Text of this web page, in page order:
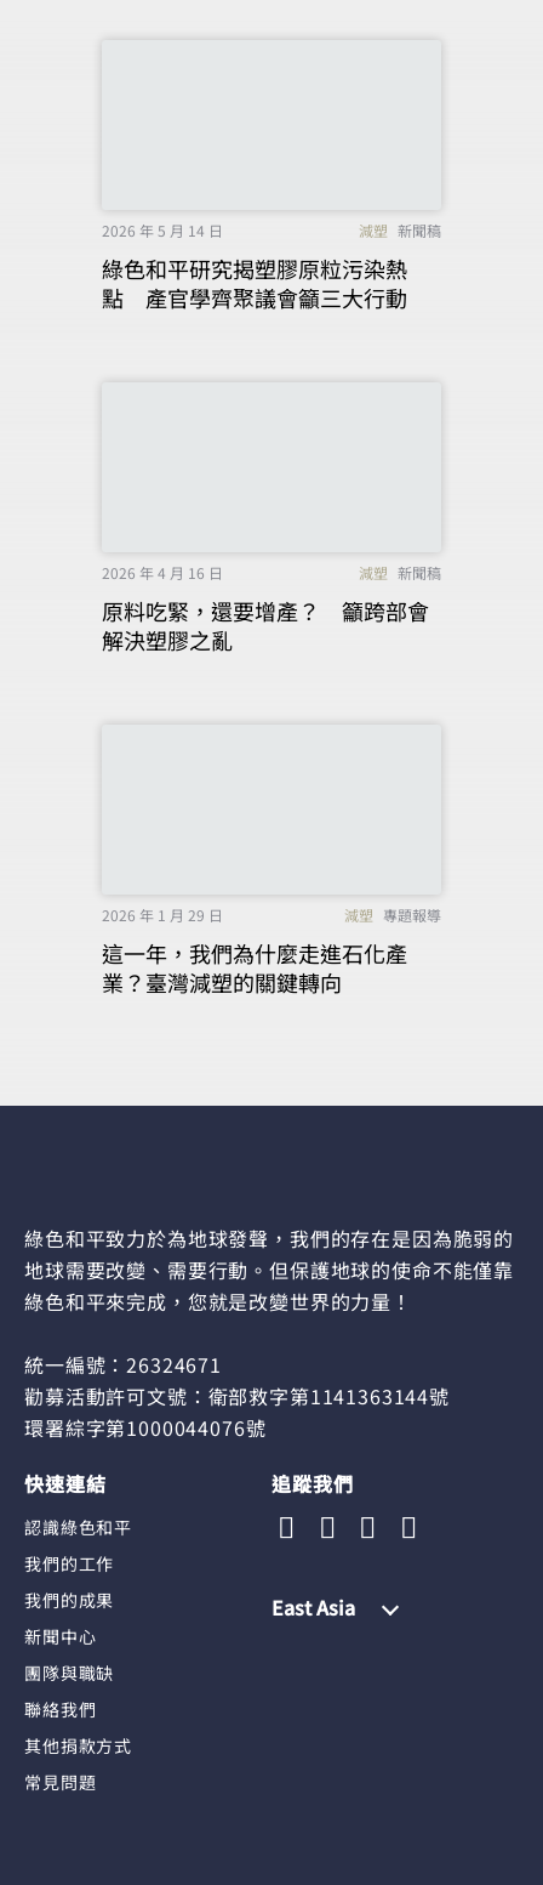
2026 年 5 月 14 日 減塑 新聞稿
綠色和平研究揭塑膠原粒污染熱
點 產官學齊聚議會籲三大行動
2026 年 4 月 16 日 減塑 新聞稿
原料吃緊，還要增產？ 籲跨部會
解決塑膠之亂
2026 年 1 月 29 日 減塑 專題報導
這一年，我們為什麼走進石化產
業？臺灣減塑的關鍵轉向
綠色和平致力於為地球發聲，我們的存在是因為脆弱的
地球需要改變、需要行動。但保護地球的使命不能僅靠
綠色和平來完成，您就是改變世界的力量！
統一編號：26324671
勸募活動許可文號：衛部救字第1141363144號
環署綜字第1000044076號
快速連結
認識綠色和平
我們的工作
我們的成果
新聞中心
團隊與職缺
聯絡我們
其他捐款方式
常見問題
追蹤我們
East Asia